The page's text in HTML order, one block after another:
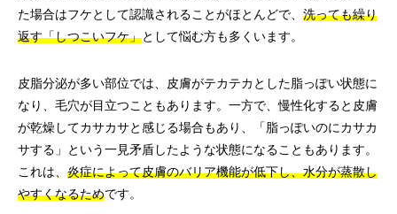
た場合はフケとして認識されることがほとんどで、 洗っても繰り
返す「しつこいフケ」として悩む方も多くいます。
皮脂分泌が多い部位では、皮膚がテカテカとした脂っぽい状態に
なり、毛穴が目立つこともあります。一方で、慢性化すると皮膚
が乾燥してカサカサと感じる場合もあり、「脂っぽいのにカサカ
サする」という一見矛盾したような状態になることもあります。
これは、 炎症によって皮膚のバリア機能が低下し、水分が蒸散し
やすくなるためです。